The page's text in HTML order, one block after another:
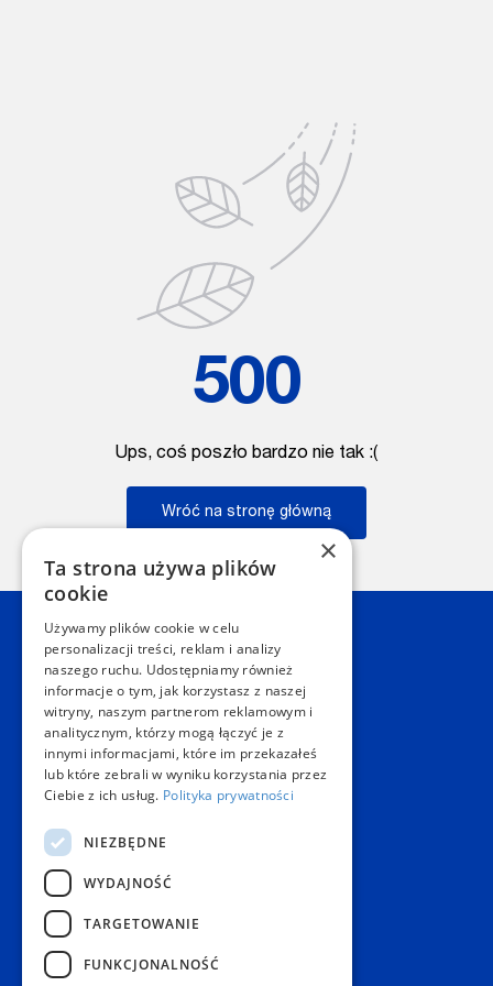
500
Ups, coś poszło bardzo nie tak :(
Wróć na stronę główną
Kontakt
Dział Obsługi Klienta Warszawa
Czynne: NON-STOP
Telefon:+48 22 628 62 52
E-mail: kontakt@copygeneral.pl
Punkty
Aleje Jerozolimskie 93
02-001 Warszawa
Czynne:
Pon. - Sob.: 08:00 - 20:00
Niedz.: nieczynne
Popularne produkty
×
Ta strona używa plików
cookie
Używamy plików cookie w celu
personalizacji treści, reklam i analizy
naszego ruchu. Udostępniamy również
informacje o tym, jak korzystasz z naszej
witryny, naszym partnerom reklamowym i
analitycznym, którzy mogą łączyć je z
innymi informacjami, które im przekazałeś
lub które zebrali w wyniku korzystania przez
Ciebie z ich usług. Polityka prywatności
NIEZBĘDNE
WYDAJNOŚĆ
TARGETOWANIE
FUNKCJONALNOŚĆ